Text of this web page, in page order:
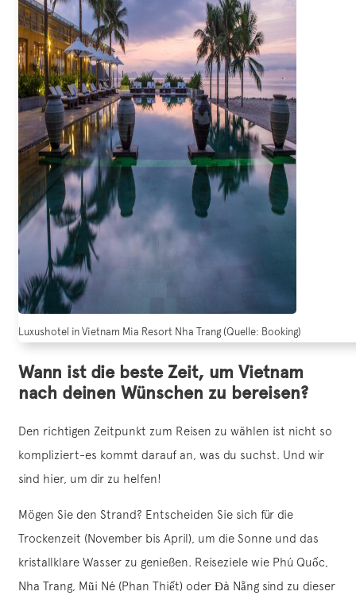
Luxushotel in Vietnam Mia Resort Nha Trang (Quelle: Booking)
Wann ist die beste Zeit, um Vietnam
nach deinen Wünschen zu bereisen?
Den richtigen Zeitpunkt zum Reisen zu wählen ist nicht so
kompliziert-es kommt darauf an, was du suchst. Und wir
sind hier, um dir zu helfen!
Mögen Sie den Strand? Entscheiden Sie sich für die
Trockenzeit (November bis April), um die Sonne und das
kristallklare Wasser zu genießen. Reiseziele wie Phú Quốc,
Nha Trang, Mũi Né (Phan Thiết) oder Đà Nẵng sind zu dieser